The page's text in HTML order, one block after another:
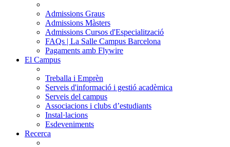
Admissions Graus
Admissions Màsters
Admissions Cursos d'Especialització
FAQs | La Salle Campus Barcelona
Pagaments amb Flywire
El Campus
Treballa i Emprèn
Serveis d'informació i gestió acadèmica
Serveis del campus
Associacions i clubs d’estudiants
Instal·lacions
Esdeveniments
Recerca